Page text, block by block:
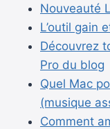
Nouveauté
L’outil gain
Découvrez
Pro du blog
Quel Mac
(musique
Comment